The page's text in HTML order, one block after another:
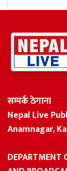
सम्पर्क ठेगाना
Nepal Live
Anamnagar,
DEPARTMENT